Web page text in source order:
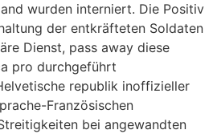
wurden interniert. Die Positiv
der entkräfteten Soldaten
Dienst, pass away diese
pro durchgeführt
republik inoffizieller
Französischen
bei angewandten